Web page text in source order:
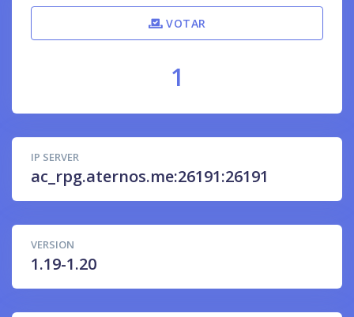
IP SERVER
ac_rpg.aternos.me:26191:26191
VERSION
1.19-1.20
VOTAR
1